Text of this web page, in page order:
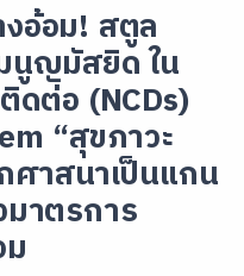
งอ้อม! สตูล
นูญมัสยิด ใน
ดต่อ (NCDs)
“สุขภาวะ
ศาสนาเป็นแกน
มาตรการ